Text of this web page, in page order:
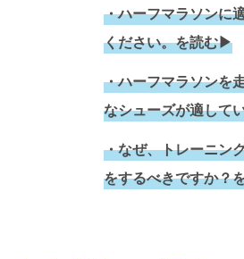
・ハーフマラソンに
ください。を読む▶︎
・ハーフマラソンを
なシューズが適して
・なぜ、トレーニン
をするべきですか？